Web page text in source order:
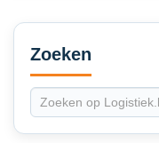
Secondary
Sidebar
Zoeken